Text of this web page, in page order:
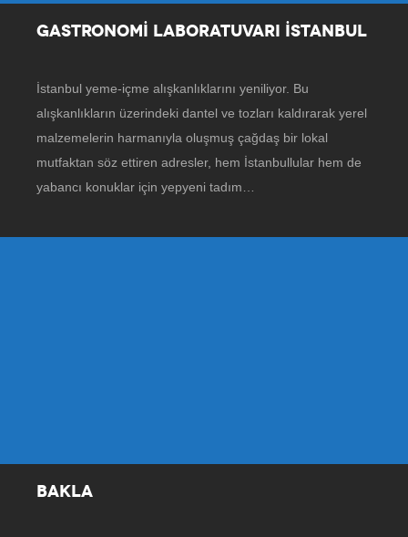
GASTRONOMİ LABORATUVARI İSTANBUL
İstanbul yeme-içme alışkanlıklarını yeniliyor. Bu
alışkanlıkların üzerindeki dantel ve tozları kaldırarak yerel
malzemelerin harmanıyla oluşmuş çağdaş bir lokal
mutfaktan söz ettiren adresler, hem İstanbullular hem de
yabancı konuklar için yepyeni tadım…
BAKLA